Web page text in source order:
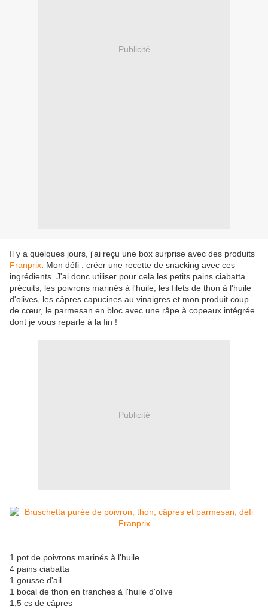
Publicité
Il y a quelques jours, j'ai reçu une box surprise avec des produits
Franprix . Mon défi : créer une recette de snacking avec ces
ingrédients. J'ai donc utiliser pour cela les petits pains ciabatta
précuits, les poivrons marinés à l'huile, les filets de thon à l'huile
d'olives, les câpres capucines au vinaigres et mon produit coup
de cœur, le parmesan en bloc avec une râpe à copeaux intégrée
dont je vous reparle à la fin !
Publicité
1 pot de poivrons marinés à l'huile
4 pains ciabatta
1 gousse d'ail
1 bocal de thon en tranches à l'huile d'olive
1,5 cs de câpres